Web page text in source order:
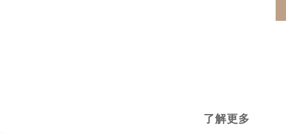
了解更多